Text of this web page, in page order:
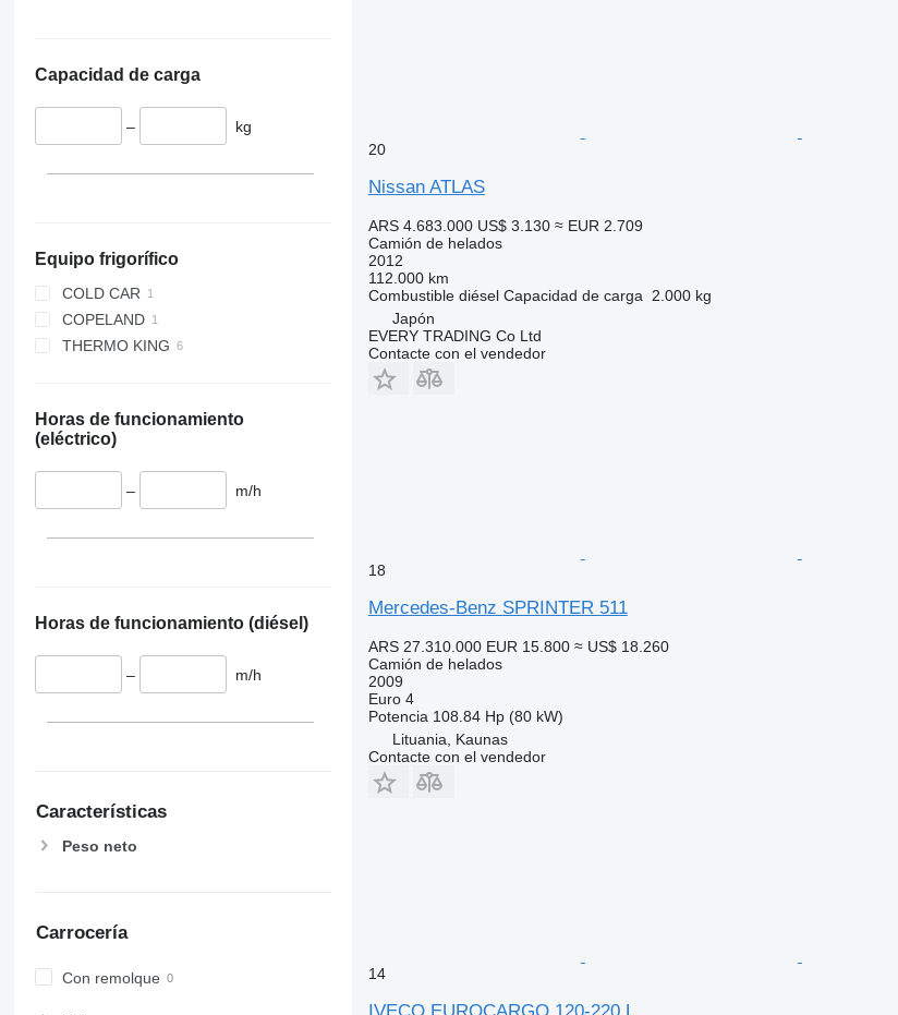
Capacidad de carga
– kg
Equipo frigorífico
COLD CAR
COPELAND
THERMO KING
Horas de funcionamiento
(eléctrico)
– m/h
Horas de funcionamiento (diésel)
– m/h
Características
Peso neto
Carrocería
Con remolque
20
Nissan ATLAS
ARS 4.683.000 US$ 3.130 ≈ EUR 2.709
Camión de helados
2012
112.000 km
Combustible diésel Capacidad de carga
2.000 kg
Japón
EVERY TRADING Co Ltd
Contacte con el vendedor
18
Mercedes-Benz SPRINTER 511
ARS 27.310.000 EUR 15.800 ≈ US$ 18.260
Camión de helados
2009
Euro 4
Potencia 108.84 Hp (80 kW)
Lituania, Kaunas
Contacte con el vendedor
14